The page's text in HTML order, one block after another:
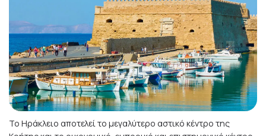
Το Ηράκλειο αποτελεί το μεγαλύτερο αστικό κέντρο της